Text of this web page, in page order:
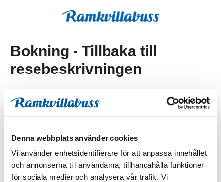
Denna webbplats använder cookies
Vi använder enhetsidentifierare för att anpassa innehållet
och annonserna till användarna, tillhandahålla funktioner
för sociala medier och analysera vår trafik. Vi
Bokning - Tillbaka till
resebeskrivningen
Tillbaka till resebeskrivningen
2. Personupplysningar
3. Betalning